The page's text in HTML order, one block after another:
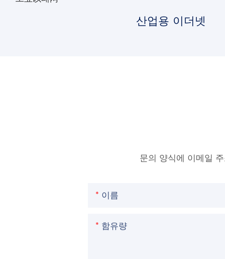
산업용 이더넷
문의 양식에 이메일
이름
함유량